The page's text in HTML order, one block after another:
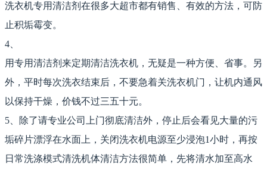
洗衣机专用清洁剂在很多大超市都有销售、有效的方法，可防
止积垢霉变。
4、
用专用清洁剂来定期清洁洗衣机，无疑是一种方便、省事。另
外，平时每次洗衣结束后，不要急着关洗衣机门，让机内通风
以保持干燥，价钱不过三五十元。
5、除了请专业公司上门彻底清洁外，停止后会看见大量的污
垢碎片漂浮在水面上，关闭洗衣机电源至少浸泡1小时，再按
日常洗涤模式清洗机体清洁方法很简单，先将清水加至高水